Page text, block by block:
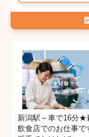
新潟駅～車で16分★
飲食店でのお仕事で